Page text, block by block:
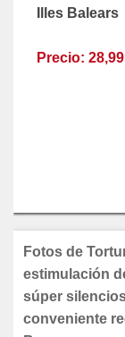
Illes Balears
Precio:
Fotos de
estimulación
súper
conveniente